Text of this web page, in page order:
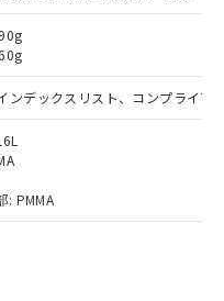
ンデックスリスト、コンプライア
: PMMA
します。
リスト作成サー
くには、I-Web
されている必要が
イト上で当社にご
について、当社
者が、当社の製
お客様との取
で利用すること
どにより、予定
。
ロード
ンロードするこ
において有害物
に深刻な影響を
す。
販売部門へお問
す。また当社は、
わる関係者が違
ある場合は、取
ん。
た在庫状況の
ない機種